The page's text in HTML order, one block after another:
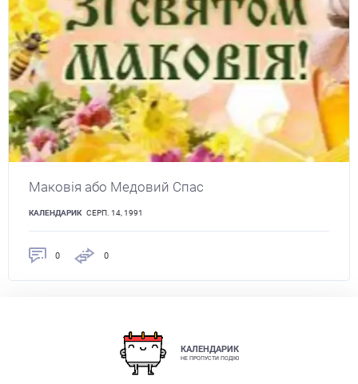
Маковія або Медовий Спас
КАЛЕНДАРИК СЕРП. 14, 1991
0 0
КАЛЕНДАРИК
НЕ ПРОПУСТИ ПОДІЮ